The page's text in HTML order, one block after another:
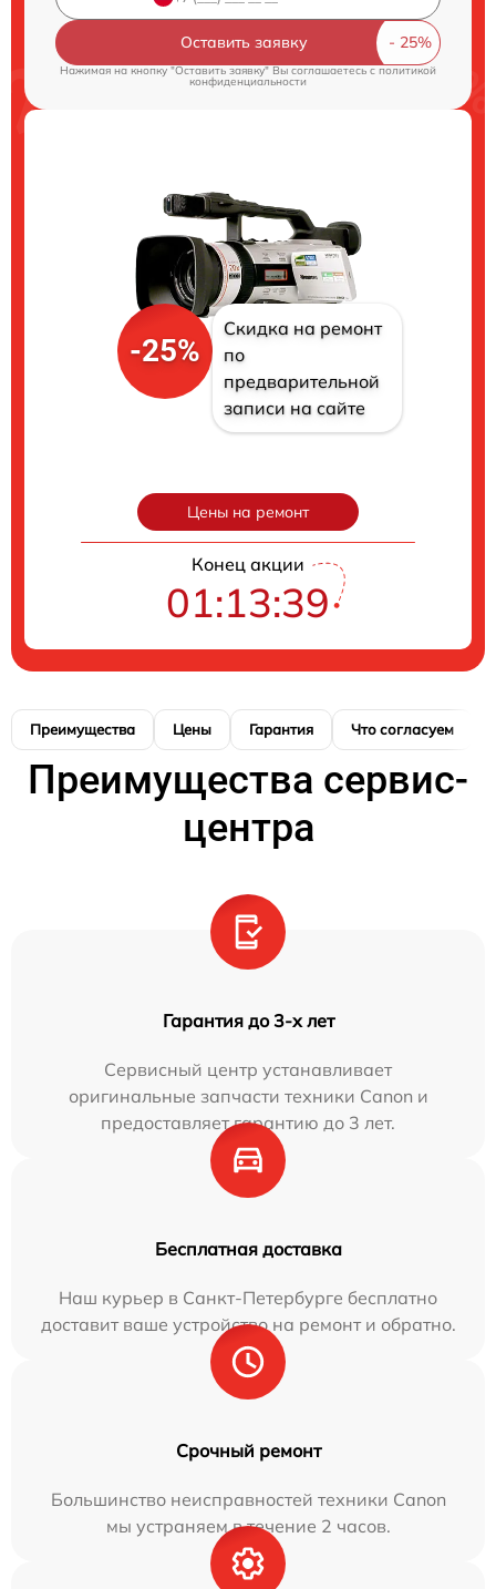
Оставить заявку
Нажимая на кнопку "Оставить заявку" Вы соглашаетесь cполитикой
конфиденциальности
-25%
Скидка на ремонт
по
предварительной
записи на сайте
Цены на ремонт
Конец акции
01:13:38
Преимущества Цены Гарантия Что согласуем
Преимущества сервис-
центра
Гарантия до 3-х лет
Сервисный центр устанавливает
оригинальные запчасти техники Canon и
предоставляет гарантию до 3 лет.
Бесплатная доставка
Наш курьер в Санкт-Петербурге бесплатно
доставит ваше устройство на ремонт и обратно.
Срочный ремонт
Большинство неисправностей техники Canon
мы устраняем в течение 2 часов.